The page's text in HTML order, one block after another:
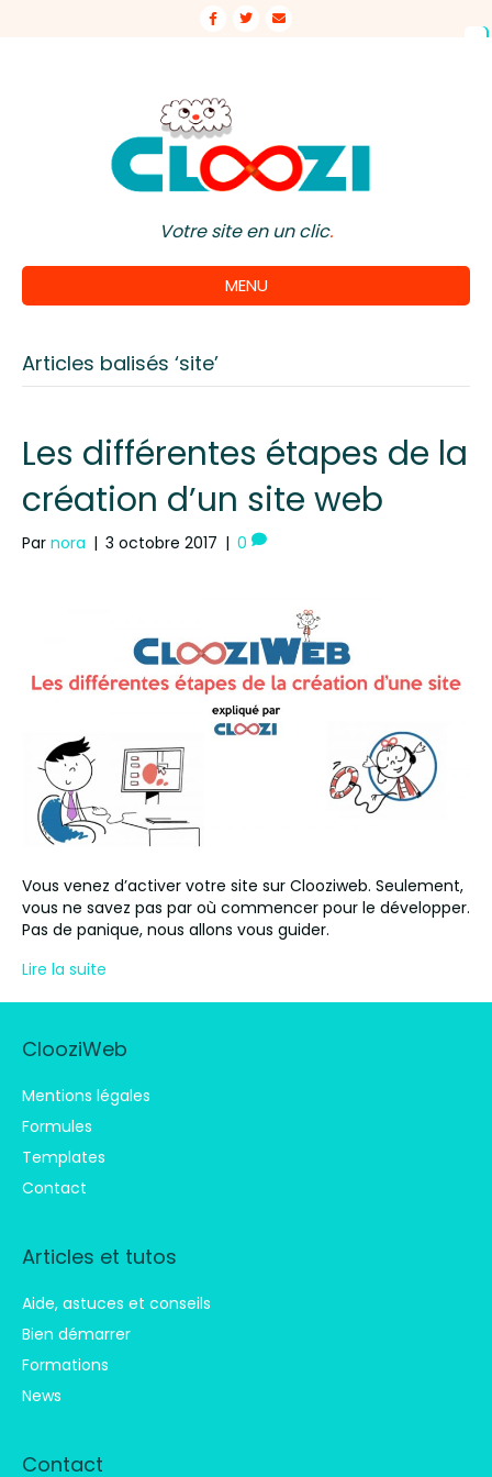
Facebook
TwitterEmail
Votre site en un clic.
MENU
Articles balisés ‘site’
Les différentes étapes de la
création d’un site web
Par nora | 3 octobre 2017 | 0
Vous venez d’activer votre site sur Clooziweb. Seulement,
vous ne savez pas par où commencer pour le développer.
Pas de panique, nous allons vous guider.
Lire la suite
ClooziWeb
Mentions légales
Formules
Templates
Contact
Articles et tutos
Aide, astuces et conseils
Bien démarrer
Formations
News
Contact